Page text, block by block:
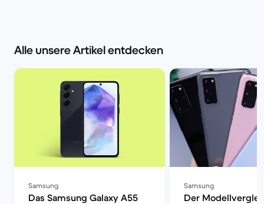
Alle unsere Artikel entdecken
Samsung
Das Samsung Galaxy A55
Samsung
Der